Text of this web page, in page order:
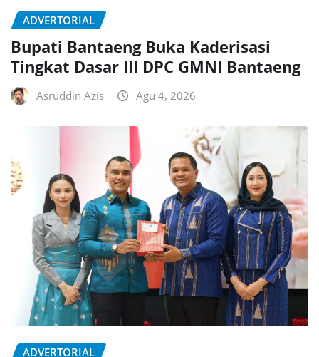
ADVERTORIAL
Bupati Bantaeng Buka Kaderisasi
Tingkat Dasar III DPC GMNI Bantaeng
Asruddin Azis Agu 4, 2026
ADVERTORIAL